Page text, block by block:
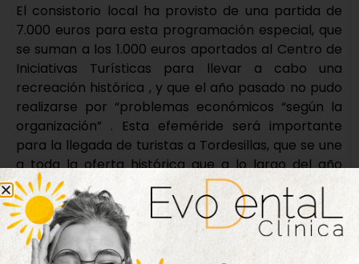
El consistorio local ha provisto de una partida de
7.000 euros para esta programación especial, que
se suman a los 1.000 euros aportados al Centro de
Iniciativas Turísticas para llevar a cabo una
recreación histórica , y que el año pasado no pudo
realizarse por “problemas económicos “según la
organización” . Esta efeméride será importante
para la llegada de turistas a Tordesillas, que se une
a toda la oferta histórica que a lo largo del año
ofrece.